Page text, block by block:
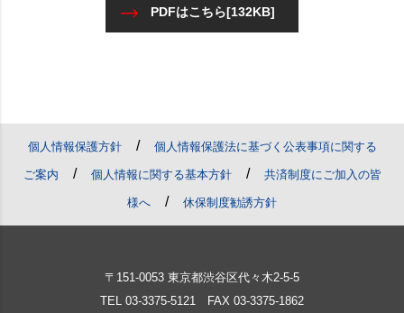
PDFはこちら[132KB]
個人情報保護方針/ 個人情報保護法に基づく公表事項に関する
ご案内 / 個人情報に関する基本方針/ 共済制度にご加入の皆
様へ / 休保制度勧誘方針
〒151-0053 東京都渋谷区代々木2-5-5
TEL 03-3375-5121 FAX 03-3375-1862